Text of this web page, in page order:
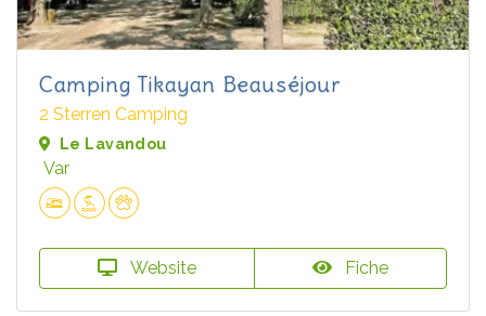
Camping Tikayan Beauséjour
2 Sterren Camping
Le Lavandou
Var
Website Fiche